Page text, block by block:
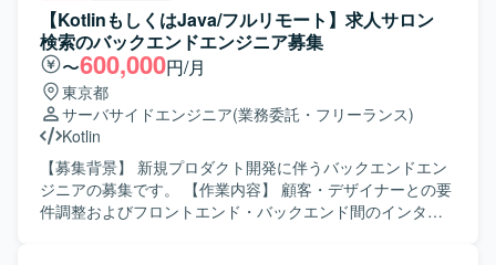
【KotlinもしくはJava/フルリモート】求人サロン
検索のバックエンドエンジニア募集
〜600,000円/月
東京都
サーバサイドエンジニア(業務委託・フリーランス)
Kotlin
【募集背景】 新規プロダクト開発に伴うバックエンドエン
ジニアの募集です。 【作業内容】 顧客・デザイナーとの要
件調整およびフロントエンド・バックエンド間のインター